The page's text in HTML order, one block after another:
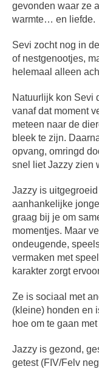
gevonden waar ze
warmte… en liefde.
Sevi zocht nog in
of nestgenootjes,
helemaal alleen
Natuurlijk kon Sevi
vanaf dat moment
meteen naar de
bleek te zijn.
opvang, omringd
snel liet Jazzy zien
Jazzy is
aanhankelijke
graag bij je om
momentjes. Maar
ondeugende,
vermaken met
karakter zorgt
Ze is sociaal met
(kleine) honden en
hoe om te gaan
Jazzy is gezond,
getest (FIV/Felv